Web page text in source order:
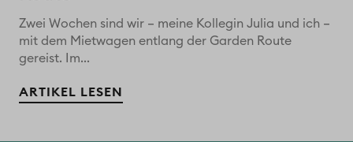
Zwei Wochen sind wir – meine Kollegin Julia und ich –
mit dem Mietwagen entlang der Garden Route
gereist. Im...
ARTIKEL LESEN